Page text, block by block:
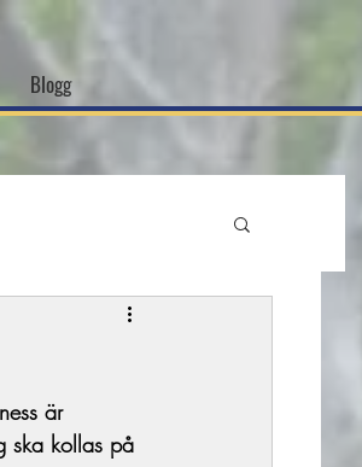
Blogg
är
ska kollas på